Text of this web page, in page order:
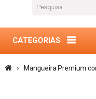
CATEGORIAS
Mangueira Premium